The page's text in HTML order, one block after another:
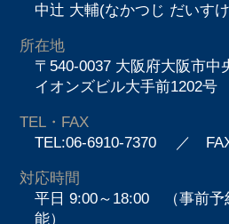
中辻 大輔(なかつじ だいす
所在地
〒540-0037 大阪府大阪市中
イオンズビル大手前1202号
TEL・FAX
TEL:06-6910-7370 ／
対応時間
平日 9:00～18:00 （事前予
能）